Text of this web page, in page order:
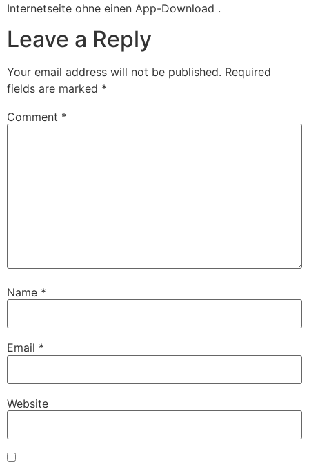
Internetseite ohne einen App-Download .
Leave a Reply
Your email address will not be published. Required
fields are marked *
Comment *
Name *
Email *
Website